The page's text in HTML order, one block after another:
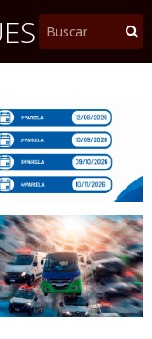
Pesquisar